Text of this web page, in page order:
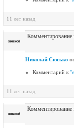
11 лет назад
Комментирование
Николай Сюсько
Комментарий к
11 лет назад
Комментирование